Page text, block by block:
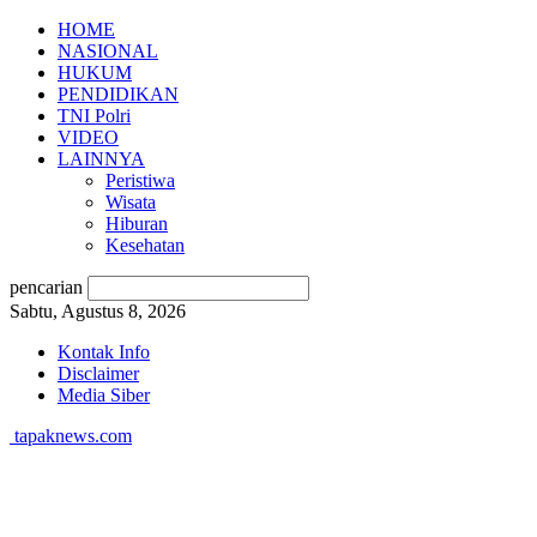
HOME
NASIONAL
HUKUM
PENDIDIKAN
TNI Polri
VIDEO
LAINNYA
Peristiwa
Wisata
Hiburan
Kesehatan
pencarian
Sabtu, Agustus 8, 2026
Kontak Info
Disclaimer
Media Siber
tapaknews.com